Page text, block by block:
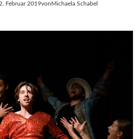
Februar 2019vonMichaela Schabel